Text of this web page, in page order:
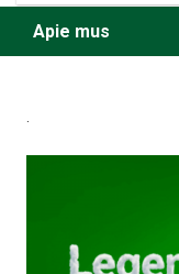
Apie mus
.